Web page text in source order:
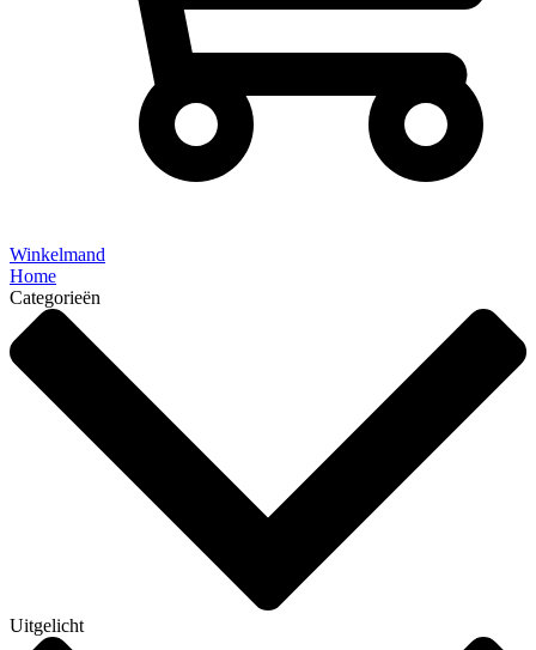
Winkelmand
Home
Categorieën
Uitgelicht